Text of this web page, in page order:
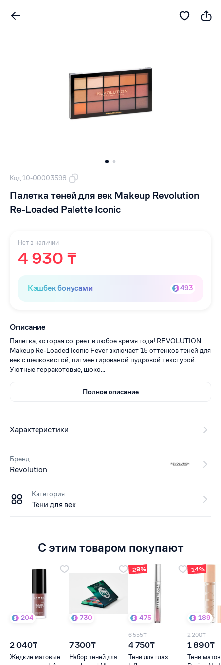
Код 10-00003598
Палетка теней для век Makeup Revolution
Re-Loaded Palette Iconic
Нет в наличии
4 930 ₸
Кэшбек бонусами 493
Описание
Палетка, которая согреет в любое время года! REVOLUTION
Makeup Re-Loaded Iconic Fever включает 15 оттенков теней для
век с шелковистой, пигментированой пудровой текстурой.
Уютные терракотовые, шоко...
Полное описание
Характеристики
Бренд
Revolution
Категория
Тени для век
С этим товаром покупают
204
2 040₸
Жидкие матовые
730
7 300₸
Набор теней для
-28%
475
6 555₸
4 750₸
Тени для глаз
-14%
189
2 200₸
1 890₸
Тени